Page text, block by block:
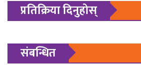
प्रतिक्रिया दिनुहोस्
संबन्धित